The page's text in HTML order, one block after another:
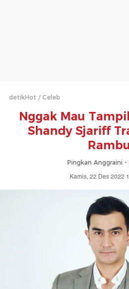
detikHot Celeb
Nggak Mau
Shandy Sjariff
Pingkan Anggraini -
Kamis, 22 Des 2022